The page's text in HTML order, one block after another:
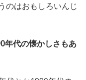
のはおもしろいんじ
年代の懐かしさもあ